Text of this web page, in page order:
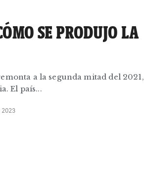
SE PRODUJO LA
a la segunda mitad del 2021,
El país...
2023